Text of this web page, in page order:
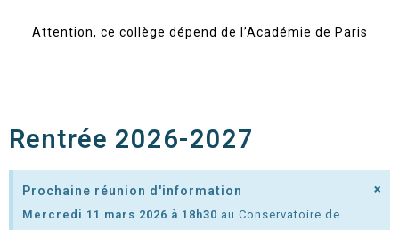
Attention, ce collège dépend de l’Académie de Paris
Rentrée 2026-2027
Prochaine réunion d'information
Mercredi 11 mars 2026 à 18h30 au Conservatoire de
×